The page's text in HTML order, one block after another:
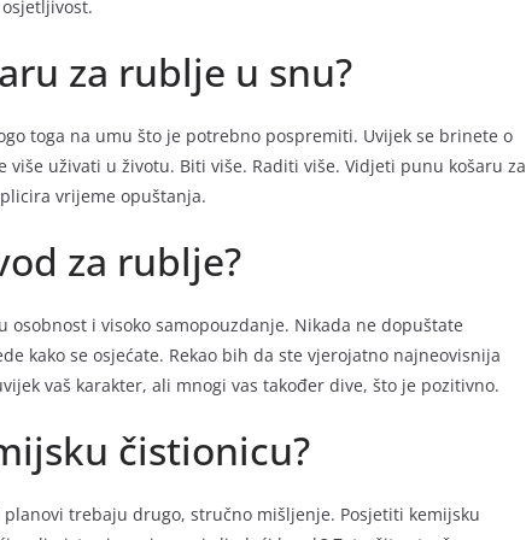
za rublje u snu?
toga na umu što je potrebno pospremiti. Uvijek se brinete o
uživati u životu. Biti više. Raditi više. Vidjeti punu košaru za
vrijeme opuštanja.
za rublje?
i visoko samopouzdanje. Nikada ne dopuštate
kako se osjećate. Rekao bih da ste vjerojatno najneovisnija
vaš karakter, ali mnogi vas također dive, što je pozitivno.
čistionicu?
trebaju drugo, stručno mišljenje. Posjetiti kemijsku